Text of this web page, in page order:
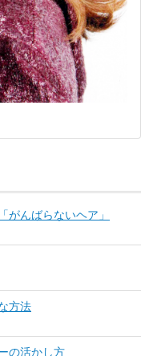
がんばらないヘア」
方法
の活かし方